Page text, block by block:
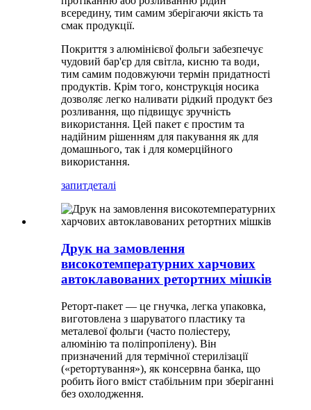
всередину, тим самим зберігаючи якість та
смак продукції.
Покриття з алюмінієвої фольги забезпечує
чудовий бар'єр для світла, кисню та води,
тим самим подовжуючи термін придатності
продуктів. Крім того, конструкція носика
дозволяє легко наливати рідкий продукт без
розливання, що підвищує зручність
використання. Цей пакет є простим та
надійним рішенням для пакування як для
домашнього, так і для комерційного
використання.
запитдеталі
Друк на замовлення
високотемпературних харчових
автоклавованих ретортних мішків
Реторт-пакет — це гнучка, легка упаковка,
виготовлена ​​з шаруватого пластику та
металевої фольги (часто поліестеру,
алюмінію та поліпропілену). Він
призначений для термічної стерилізації
(«ретортування»), як консервна банка, що
робить його вміст стабільним при зберіганні
без охолодження.